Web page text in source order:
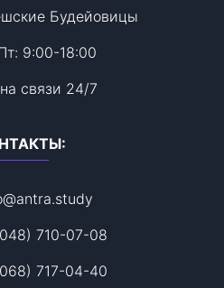
Будейовицы
9:00-18:00
связи 24/7
710-07-08
717-04-40